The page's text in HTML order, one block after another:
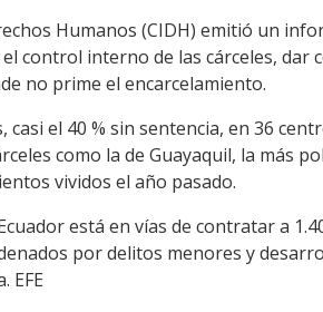
Humanos (CIDH) emitió un
control interno de las cárceles, dar
no prime el encarcelamiento.
el 40 % sin sentencia, en 36
como la de Guayaquil, la más
vividos el año pasado.
está en vías de contratar a
por delitos menores y
EFE